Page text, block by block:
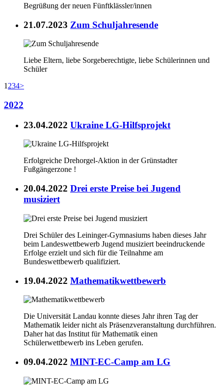
Begrüßung der neuen Fünftklässler/innen
21.07.2023 Zum Schuljahresende
Liebe Eltern, liebe Sorgeberechtigte, liebe Schülerinnen und
Schüler
1 234>
2022
23.04.2022 Ukraine LG-Hilfsprojekt
Erfolgreiche Drehorgel-Aktion in der Grünstadter
Fußgängerzone !
20.04.2022 Drei erste Preise bei Jugend
musiziert
Drei Schüler des Leininger-Gymnasiums haben dieses Jahr
beim Landeswettbewerb Jugend musiziert beeindruckende
Erfolge erzielt und sich für die Teilnahme am
Bundeswettbewerb qualifiziert.
19.04.2022 Mathematikwettbewerb
Die Universität Landau konnte dieses Jahr ihren Tag der
Mathematik leider nicht als Präsenzveranstaltung durchführen.
Daher hat das Institut für Mathematik einen
Schülerwettbewerb ins Leben gerufen.
09.04.2022 MINT-EC-Camp am LG